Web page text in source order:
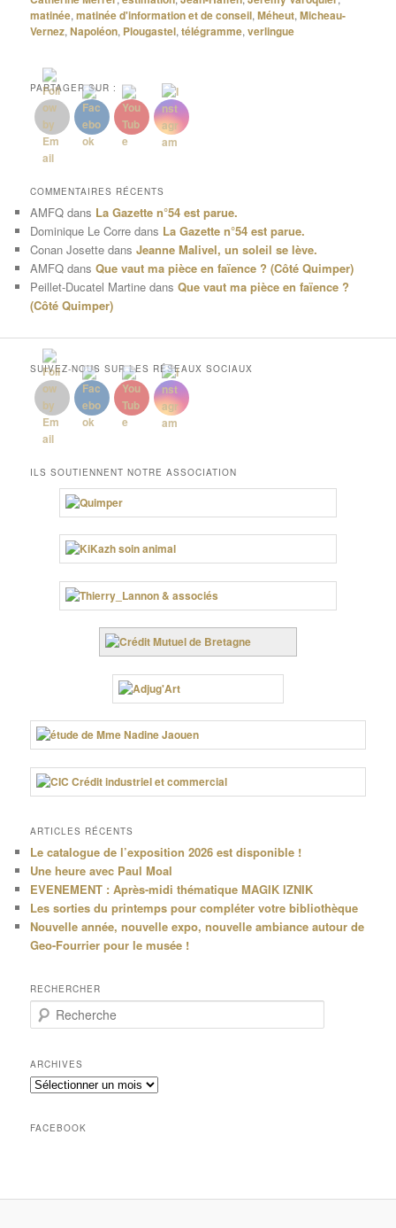
matinée,matinée d'information et de conseil,Méheut,Micheau-
Vernez,Napoléon, Plougastel,télégramme,verlingue
PARTAGER SUR :
COMMENTAIRES RÉCENTS
AMFQ dans La Gazette n°54 est parue.
Dominique Le Corre dans La Gazette n°54 est parue.
Conan Josette dansJeanne Malivel, un soleil se lève.
AMFQ dansQue vaut ma pièce en faïence ? (Côté Quimper)
Peillet-Ducatel Martine dansQue vaut ma pièce en faïence ?
(Côté Quimper)
SUIVEZ-NOUS SUR LES RÉSEAUX SOCIAUX
ILS SOUTIENNENT NOTRE ASSOCIATION
ARTICLES RÉCENTS
Le catalogue de l’exposition 2026 est disponible !
Une heure avec Paul Moal
EVENEMENT : Après-midi thématique MAGIK IZNIK
Les sorties du printemps pour compléter votre bibliothèque
Nouvelle année, nouvelle expo, nouvelle ambiance autour de
Geo-Fourrier pour le musée !
RECHERCHER
e
h
e
r
h
ARCHIVES
Archives
FACEBOOK